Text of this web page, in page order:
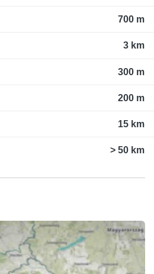
700 m
3 km
300 m
200 m
15 km
> 50 km